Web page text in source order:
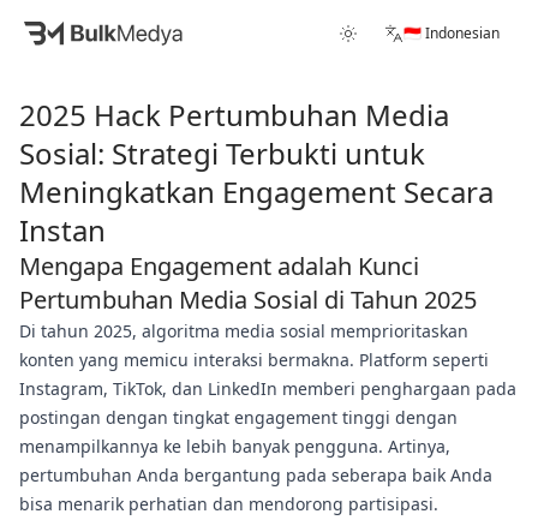
🇮🇩 Indonesian
2025 Hack Pertumbuhan Media
Sosial: Strategi Terbukti untuk
Meningkatkan Engagement Secara
Instan
Mengapa Engagement adalah Kunci
Pertumbuhan Media Sosial di Tahun 2025
Di tahun 2025, algoritma media sosial memprioritaskan
konten yang memicu interaksi bermakna. Platform seperti
Instagram, TikTok, dan LinkedIn memberi penghargaan pada
postingan dengan tingkat engagement tinggi dengan
menampilkannya ke lebih banyak pengguna. Artinya,
pertumbuhan Anda bergantung pada seberapa baik Anda
bisa menarik perhatian dan mendorong partisipasi.